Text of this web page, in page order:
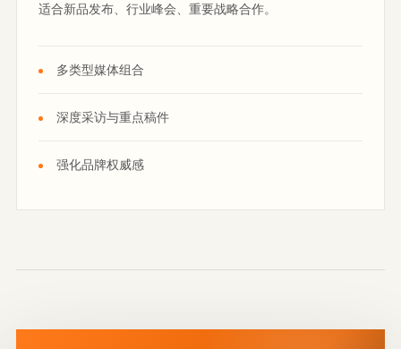
适合新品发布、行业峰会、重要战略合作。
多类型媒体组合
深度采访与重点稿件
强化品牌权威感